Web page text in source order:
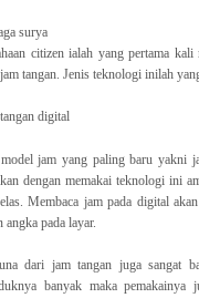
surya
citizen ialah yang pertama
tangan. Jenis teknologi inilah
digital
jam yang paling baru yakni
dengan memakai teknologi ini
Membaca jam pada digital
angka pada layar.
dari jam tangan juga sangat
banyak maka